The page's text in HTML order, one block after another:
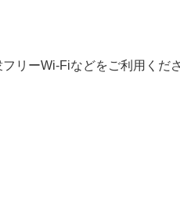
リーWi-Fiなどをご利用くだ